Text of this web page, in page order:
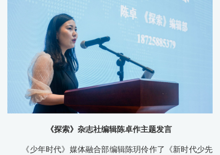
《探索》杂志社编辑陈卓作主题发言
《少年时代》媒体融合部编辑陈玥伶作了《新时代少先